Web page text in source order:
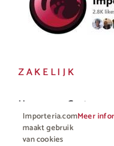
ZAKELIJK
Horeca en
Vakhandel
Importeria.com
maakt gebruik
van cookies
Meer